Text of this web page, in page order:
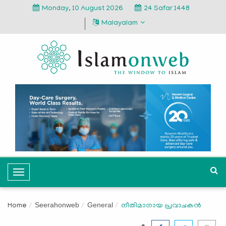
Monday, 10 August 2026
24 Safar 1448
Malayalam
T
o
g
Home Seerahonweb General നീതിമാനായ പ്രവാചകന്‍